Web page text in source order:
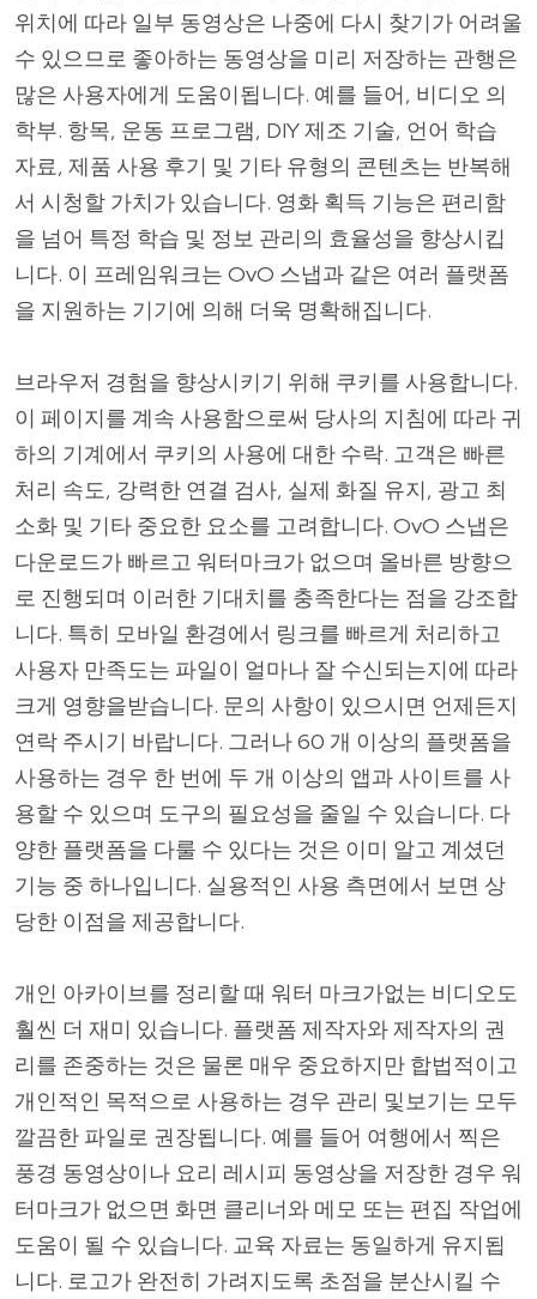
위치에 따라 일부 동영상은 나중에 다시 찾기가 어려울
수 있으므로 좋아하는 동영상을 미리 저장하는 관행은
많은 사용자에게 도움이됩니다. 예를 들어, 비디오 의
학부. 항목, 운동 프로그램, DIY 제조 기술, 언어 학습
자료, 제품 사용 후기 및 기타 유형의 콘텐츠는 반복해
서 시청할 가치가 있습니다. 영화 획득 기능은 편리함
을 넘어 특정 학습 및 정보 관리의 효율성을 향상시킵
니다. 이 프레임워크는 OvO 스냅과 같은 여러 플랫폼
을 지원하는 기기에 의해 더욱 명확해집니다.
브라우저 경험을 향상시키기 위해 쿠키를 사용합니다.
이 페이지를 계속 사용함으로써 당사의 지침에 따라 귀
하의 기계에서 쿠키의 사용에 대한 수락. 고객은 빠른
처리 속도, 강력한 연결 검사, 실제 화질 유지, 광고 최
소화 및 기타 중요한 요소를 고려합니다. OvO 스냅은
다운로드가 빠르고 워터마크가 없으며 올바른 방향으
로 진행되며 이러한 기대치를 충족한다는 점을 강조합
니다. 특히 모바일 환경에서 링크를 빠르게 처리하고
사용자 만족도는 파일이 얼마나 잘 수신되는지에 따라
크게 영향을받습니다. 문의 사항이 있으시면 언제든지
연락 주시기 바랍니다. 그러나 60 개 이상의 플랫폼을
사용하는 경우 한 번에 두 개 이상의 앱과 사이트를 사
용할 수 있으며 도구의 필요성을 줄일 수 있습니다. 다
양한 플랫폼을 다룰 수 있다는 것은 이미 알고 계셨던
기능 중 하나입니다. 실용적인 사용 측면에서 보면 상
당한 이점을 제공합니다.
개인 아카이브를 정리할 때 워터 마크가없는 비디오도
훨씬 더 재미 있습니다. 플랫폼 제작자와 제작자의 권
리를 존중하는 것은 물론 매우 중요하지만 합법적이고
개인적인 목적으로 사용하는 경우 관리 및보기는 모두
깔끔한 파일로 권장됩니다. 예를 들어 여행에서 찍은
풍경 동영상이나 요리 레시피 동영상을 저장한 경우 워
터마크가 없으면 화면 클리너와 메모 또는 편집 작업에
도움이 될 수 있습니다. 교육 자료는 동일하게 유지됩
니다. 로고가 완전히 가려지도록 초점을 분산시킬 수